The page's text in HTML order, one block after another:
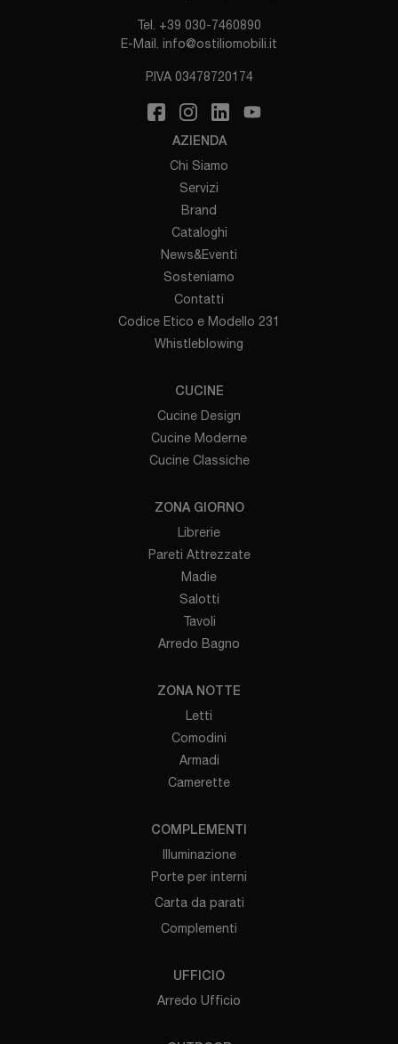
Tel. +39 030-7460890
E-Mail. info@ostiliomobili.it
P.IVA 03478720174
AZIENDA
Chi Siamo
Servizi
Brand
Cataloghi
News&Eventi
Sosteniamo
Contatti
Codice Etico e Modello 231
Whistleblowing
CUCINE
Cucine Design
Cucine Moderne
Cucine Classiche
ZONA GIORNO
Librerie
Pareti Attrezzate
Madie
Salotti
Tavoli
Arredo Bagno
ZONA NOTTE
Letti
Comodini
Armadi
Camerette
COMPLEMENTI
Illuminazione
Porte per interni
Carta da parati
Complementi
UFFICIO
Arredo Ufficio